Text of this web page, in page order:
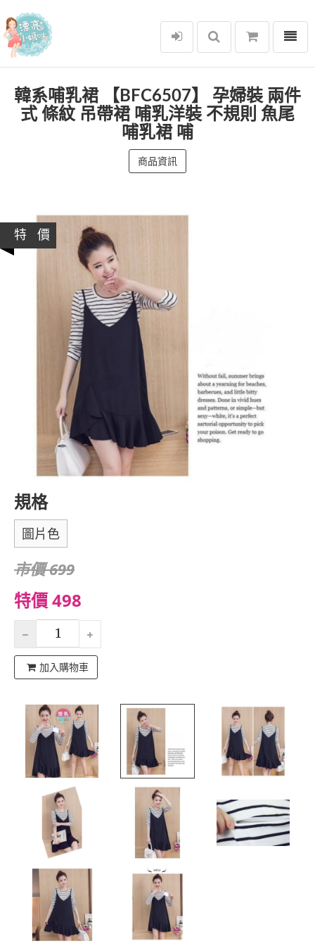
漂亮小媽咪
選單
韓系哺乳裙 【BFC6507】 孕婦裝 兩件
式 條紋 吊帶裙 哺乳洋裝 不規則 魚尾
哺乳裙 哺
商品資訊
特 價
規格
圖片色
市價 699
特價 498
加入購物車